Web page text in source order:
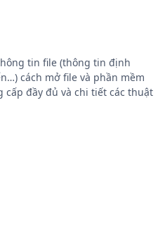
tin file (thông tin định
cách mở file và phần mềm
cấp đầy đủ và chi tiết các thuật